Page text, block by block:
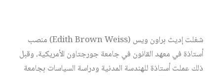
شغلت إديث براون ويس (Edith Brown Weiss) منصب
أستاذة في معهد القانون في جامعة جورجتاون الأمريكية، وقبل
ذلك عملت أستاذة للهندسة المدنية ودراسة السياسات بجامعة